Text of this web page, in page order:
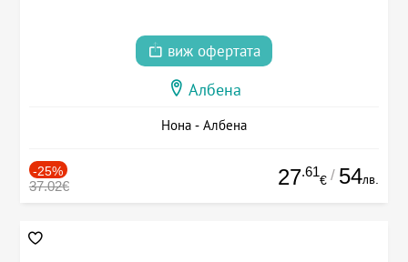
виж офертата
Албена
Нона - Албена
-25%
37.02€ 27.61
€ / 54лв.